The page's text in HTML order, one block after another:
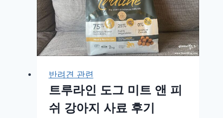
반려견 관련
트루라인 도그 미트 앤 피
쉬 강아지 사료 후기